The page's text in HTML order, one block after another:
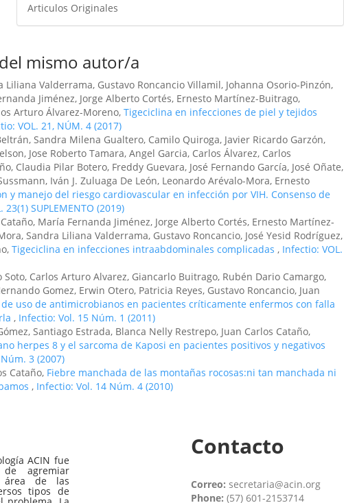
Articulos Originales
mismo autor/a
Liliana Valderrama, Gustavo Roncancio Villamil, Johanna Osorio-Pinzón,
Jiménez, Jorge Alberto Cortés, Ernesto Martínez-Buitrago,
Arturo Álvarez-Moreno, Tigeciclina en infecciones de piel y tejidos
VOL. 21, NÚM. 4 (2017)
Sandra Milena Gualtero, Camilo Quiroga, Javier Ricardo Garzón,
Jose Roberto Tamara, Angel Garcia, Carlos Álvarez, Carlos
Claudia Pilar Botero, Freddy Guevara, José Fernando García, José Oñate,
Iván J. Zuluaga De León, Leonardo Arévalo-Mora, Ernesto
y manejo del riesgo cardiovascular en infección por VIH. Consenso de
23(1) SUPLEMENTO (2019)
María Fernanda Jiménez, Jorge Alberto Cortés, Ernesto Martínez-
Sandra Liliana Valderrama, Gustavo Roncancio, José Yesid Rodríguez,
Tigeciclina en infecciones intraabdominales complicadas , Infectio: VOL.
Soto, Carlos Arturo Alvarez, Giancarlo Buitrago, Rubén Dario Camargo,
Gomez, Erwin Otero, Patricia Reyes, Gustavo Roncancio, Juan
de uso de antimicrobianos en pacientes críticamente enfermos con falla
, Infectio: Vol. 15 Núm. 1 (2011)
Santiago Estrada, Blanca Nelly Restrepo, Juan Carlos Cataño,
herpes 8 y el sarcoma de Kaposi en pacientes positivos y negativos
3 (2007)
Cataño, Fiebre manchada de las montañas rocosas:ni tan manchada ni
, Infectio: Vol. 14 Núm. 4 (2010)
ACIN fue
agremiar
área de las
tipos de
Contacto
Correo: secretaria@acin.org
Phone: (57) 601-2153714